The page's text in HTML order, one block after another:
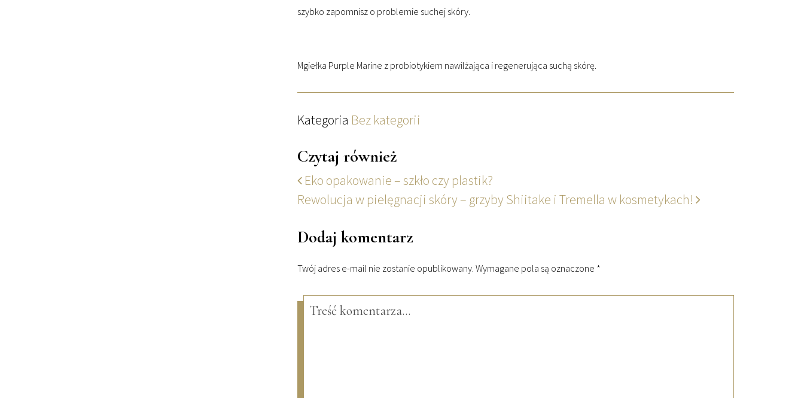
szybko zapomnisz o problemie suchej skóry.
Mgiełka Purple Marine z probiotykiem nawilżająca i regenerująca suchą skórę.
Kategoria Bez kategorii
Czytaj również
Eko opakowanie – szkło czy plastik?
Rewolucja w pielęgnacji skóry – grzyby Shiitake i Tremella w kosmetykach!
Dodaj komentarz
Twój adres e-mail nie zostanie opublikowany. Wymagane pola są oznaczone *